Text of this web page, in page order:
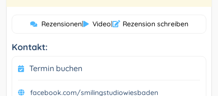
Rezensionen| Video| Rezension schreiben
Kontakt:
Termin buchen
facebook.com/smilingstudiowiesbaden